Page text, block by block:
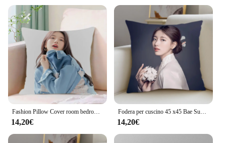
Fashion Pillow Cover room bedroomo office car Dakimakura cuscini da tiro iving room Luxury B-Bae Suzys federa home decor
14,20€
Fodera per cuscino 45 x45 Bae Suzy room bedroomo office coffee shop Dakimakura Throw room federa star girl Home Decor Korean Wave
14,20€